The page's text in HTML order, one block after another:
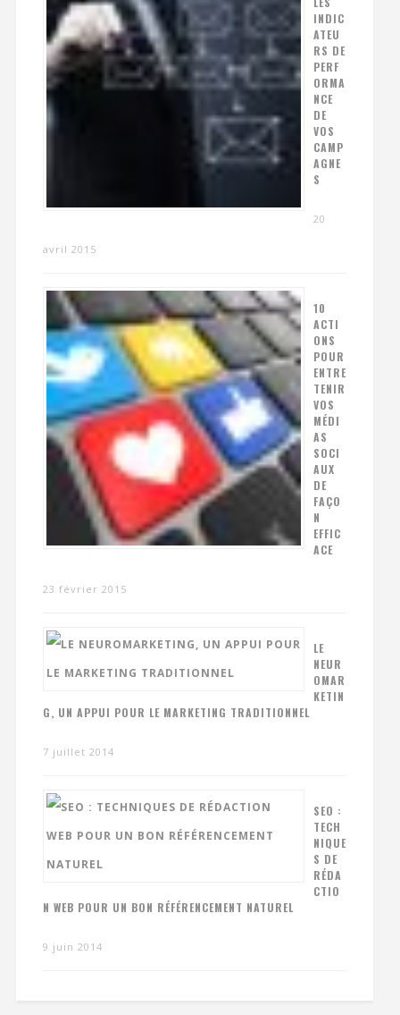
INDIC
ATEU
RS DE
PERF
ORMA
NCE
DE
VOS
CAMP
AGNE
S
20
avril 2015
10
ACTI
ONS
POUR
ENTRE
TENIR
VOS
MÉDI
AS
SOCI
AUX
DE
FAÇO
N
EFFIC
ACE
23 février 2015
LE
NEUR
OMAR
KETIN
G, UN APPUI POUR LE MARKETING TRADITIONNEL
7 juillet 2014
SEO :
TECH
NIQUE
S DE
RÉDA
CTIO
N WEB POUR UN BON RÉFÉRENCEMENT NATUREL
9 juin 2014